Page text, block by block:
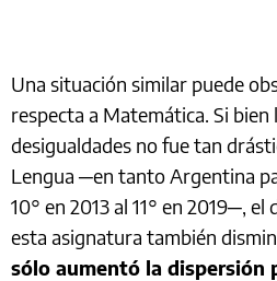
Una situación similar puede
respecta a Matemática. Si bien
desigualdades no fue tan
Lengua ─en tanto Argentina
10° en 2013 al 11° en 2019─,
esta asignatura también
sólo aumentó la dispersión